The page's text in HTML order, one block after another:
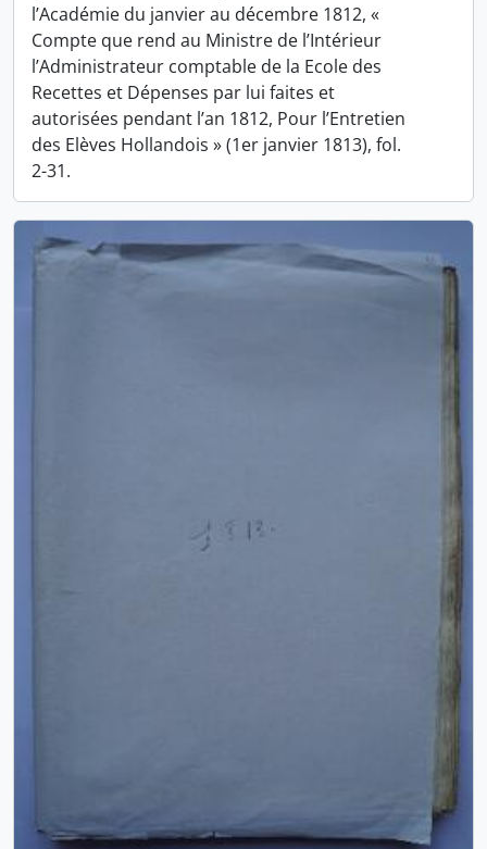
l’Académie du janvier au décembre 1812, «
Compte que rend au Ministre de l’Intérieur
l’Administrateur comptable de la Ecole des
Recettes et Dépenses par lui faites et
autorisées pendant l’an 1812, Pour l’Entretien
des Elèves Hollandois » (1er janvier 1813), fol.
2-31.